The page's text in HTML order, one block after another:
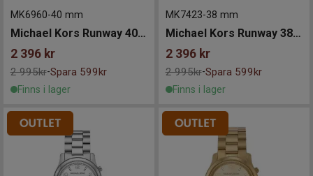
MK6960-40 mm
Michael Kors Runway 40mm
2 396 kr
2 995kr-Spara 599kr
Finns i lager
MK7423-38 mm
Michael Kors Runway 38mm
2 396 kr
2 995kr-Spara 599kr
Finns i lager